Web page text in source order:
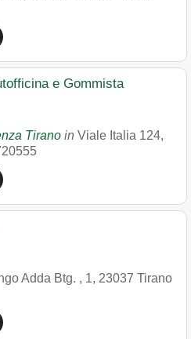
e Gommista
Tirano in Viale Italia 124,
Adda Btg. , 1, 23037 Tirano